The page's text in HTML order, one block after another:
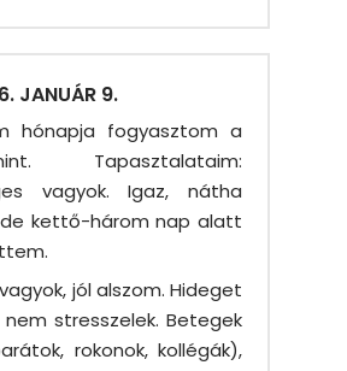
JANUÁR 9.
hónapja fogyasztom a
Tapasztalataim:
vagyok. Igaz, nátha
kettő-három nap alatt
jól alszom. Hideget
stresszelek. Betegek
rokonok, kollégák),